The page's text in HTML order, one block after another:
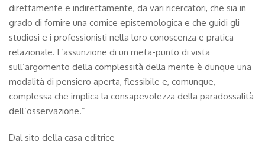
direttamente e indirettamente, da vari ricercatori, che sia in
grado di fornire una cornice epistemologica e che guidi gli
studiosi e i professionisti nella loro conoscenza e pratica
relazionale. L’assunzione di un meta-punto di vista
sull’argomento della complessità della mente è dunque una
modalità di pensiero aperta, flessibile e, comunque,
complessa che implica la consapevolezza della paradossalità
dell’osservazione.”
Dal sito della casa editrice